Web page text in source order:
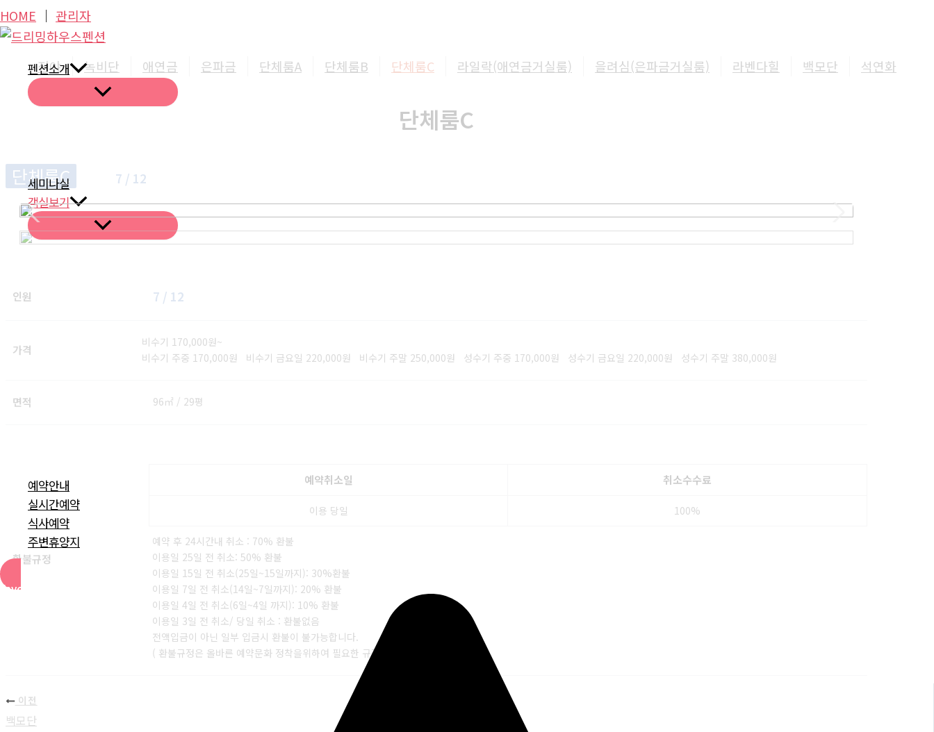
콘
텐
HOME │ 관리자
펜션소개
세미나실
객실보기
예약안내
실시간예약
식사예약
주변휴양지
Favorite
정야 녹비단 애연금 은파금 단체룸A 단체룸B 단체룸C 라일락(애연금거실룸) 을려심(은파금거실룸) 라벤다힐 백모단 석연화
단체룸C
단체룸C 7 / 12
인원 7 / 12
가격
비수기 170,000원~
비수기 주중 170,000원 비수기 금요일 220,000원 비수기 주말 250,000원 성수기 주중 170,000원 성수기 금요일 220,000원 성수기 주말 380,000원
면적 96㎡ / 29평
환불규정
예약취소일 취소수수료
이용 당일 100%
예약 후 24시간내 취소 : 70% 환불
이용일 25일 전 취소: 50% 환불
이용일 15일 전 취소(25일~15일까지): 30%환불
이용일 7일 전 취소(14일~7일까지): 20% 환불
이용일 4일 전 취소(6일~4일 까지): 10% 환불
이용일 3일 전 취소/ 당일 취소 : 환불없음
전액입금이 아닌 일부 입금시 환불이 불가능합니다.
( 환불규정은 올바른 예약문화 정착을위하여 필요한 규정이오니 양해부탁드립니다.)
이전
백모단